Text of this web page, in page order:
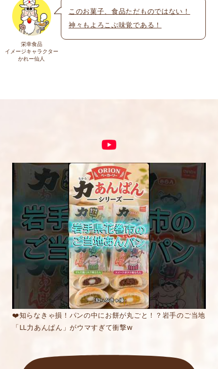
上に表示された文字を入力してください。
5段階評価をつけてください
★
★★
★★★
★★★★
★★★★★
内容をご確認の上、「レビューを送信する」ボ
タンから送信ください。
栄幸食品
イメージキャラクター
かれー仙人
このお菓子、食品ただものではない！
神々もよろこぶ味覚である！
❤️知らなきゃ損！パンの中にお餅が丸ごと！？岩手のご当地
「LL力あんぱん」がウマすぎて衝撃w